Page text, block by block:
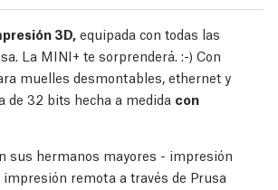
3D, equipada con todas las
La MINI+ te sorprenderá. :-) Con
muelles desmontables, ethernet y
32 bits hecha a medida con
sus hermanos mayores - impresión
remota a través de Prusa